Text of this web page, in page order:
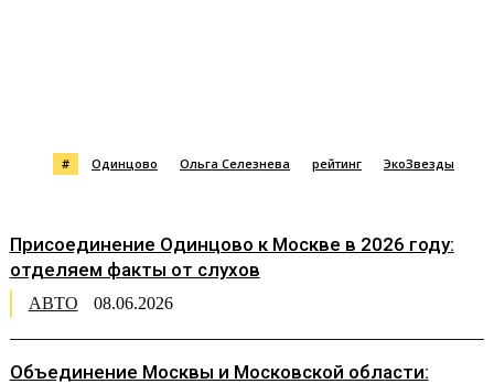
# Одинцово Ольга Селезнева рейтинг ЭкоЗвезды
Присоединение Одинцово к Москве в 2026 году:
отделяем факты от слухов
АВТО 08.06.2026
Объединение Москвы и Московской области: